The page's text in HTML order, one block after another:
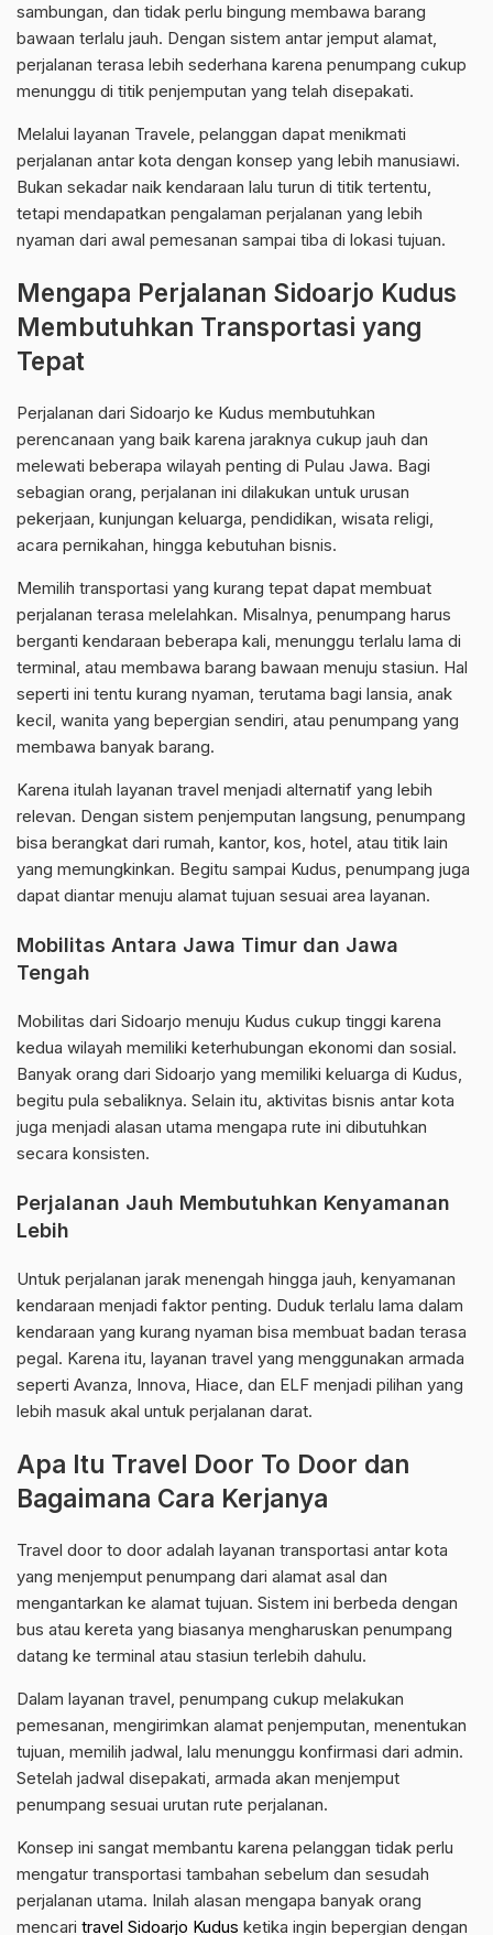
sambungan, dan tidak perlu bingung membawa barang
bawaan terlalu jauh. Dengan sistem antar jemput alamat,
perjalanan terasa lebih sederhana karena penumpang cukup
menunggu di titik penjemputan yang telah disepakati.
Melalui layanan Travele, pelanggan dapat menikmati
perjalanan antar kota dengan konsep yang lebih manusiawi.
Bukan sekadar naik kendaraan lalu turun di titik tertentu,
tetapi mendapatkan pengalaman perjalanan yang lebih
nyaman dari awal pemesanan sampai tiba di lokasi tujuan.
Mengapa Perjalanan Sidoarjo Kudus
Membutuhkan Transportasi yang
Tepat
Perjalanan dari Sidoarjo ke Kudus membutuhkan
perencanaan yang baik karena jaraknya cukup jauh dan
melewati beberapa wilayah penting di Pulau Jawa. Bagi
sebagian orang, perjalanan ini dilakukan untuk urusan
pekerjaan, kunjungan keluarga, pendidikan, wisata religi,
acara pernikahan, hingga kebutuhan bisnis.
Memilih transportasi yang kurang tepat dapat membuat
perjalanan terasa melelahkan. Misalnya, penumpang harus
berganti kendaraan beberapa kali, menunggu terlalu lama di
terminal, atau membawa barang bawaan menuju stasiun. Hal
seperti ini tentu kurang nyaman, terutama bagi lansia, anak
kecil, wanita yang bepergian sendiri, atau penumpang yang
membawa banyak barang.
Karena itulah layanan travel menjadi alternatif yang lebih
relevan. Dengan sistem penjemputan langsung, penumpang
bisa berangkat dari rumah, kantor, kos, hotel, atau titik lain
yang memungkinkan. Begitu sampai Kudus, penumpang juga
dapat diantar menuju alamat tujuan sesuai area layanan.
Mobilitas Antara Jawa Timur dan Jawa
Tengah
Mobilitas dari Sidoarjo menuju Kudus cukup tinggi karena
kedua wilayah memiliki keterhubungan ekonomi dan sosial.
Banyak orang dari Sidoarjo yang memiliki keluarga di Kudus,
begitu pula sebaliknya. Selain itu, aktivitas bisnis antar kota
juga menjadi alasan utama mengapa rute ini dibutuhkan
secara konsisten.
Perjalanan Jauh Membutuhkan Kenyamanan
Lebih
Untuk perjalanan jarak menengah hingga jauh, kenyamanan
kendaraan menjadi faktor penting. Duduk terlalu lama dalam
kendaraan yang kurang nyaman bisa membuat badan terasa
pegal. Karena itu, layanan travel yang menggunakan armada
seperti Avanza, Innova, Hiace, dan ELF menjadi pilihan yang
lebih masuk akal untuk perjalanan darat.
Apa Itu Travel Door To Door dan
Bagaimana Cara Kerjanya
Travel door to door adalah layanan transportasi antar kota
yang menjemput penumpang dari alamat asal dan
mengantarkan ke alamat tujuan. Sistem ini berbeda dengan
bus atau kereta yang biasanya mengharuskan penumpang
datang ke terminal atau stasiun terlebih dahulu.
Dalam layanan travel, penumpang cukup melakukan
pemesanan, mengirimkan alamat penjemputan, menentukan
tujuan, memilih jadwal, lalu menunggu konfirmasi dari admin.
Setelah jadwal disepakati, armada akan menjemput
penumpang sesuai urutan rute perjalanan.
Konsep ini sangat membantu karena pelanggan tidak perlu
mengatur transportasi tambahan sebelum dan sesudah
perjalanan utama. Inilah alasan mengapa banyak orang
mencari travel Sidoarjo Kudus ketika ingin bepergian dengan